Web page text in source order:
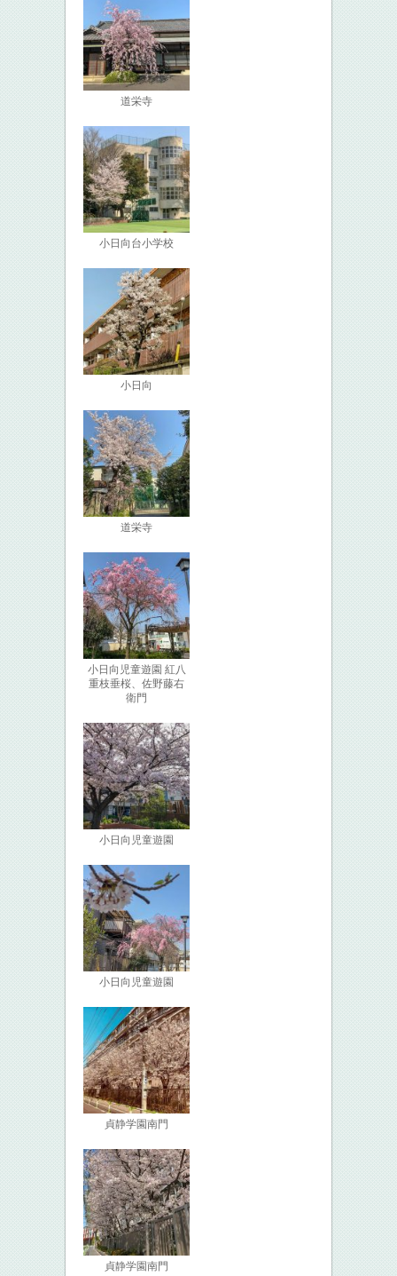
道栄寺
小日向台小学校
小日向
道栄寺
小日向児童遊園 紅八
重枝垂桜、佐野藤右
衛門
小日向児童遊園
小日向児童遊園
貞静学園南門
貞静学園南門